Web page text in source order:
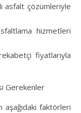
asfalt çözümleriyle
hizmetleri
fiyatlarıyla
Gerekenler
aşağıdaki faktörleri